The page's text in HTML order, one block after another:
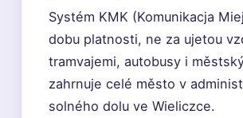
Systém KMK (Komunikacja
dobu platnosti, ne za ujetou
tramvajemi, autobusy i
zahrnuje celé město v
solného dolu ve Wieliczce.